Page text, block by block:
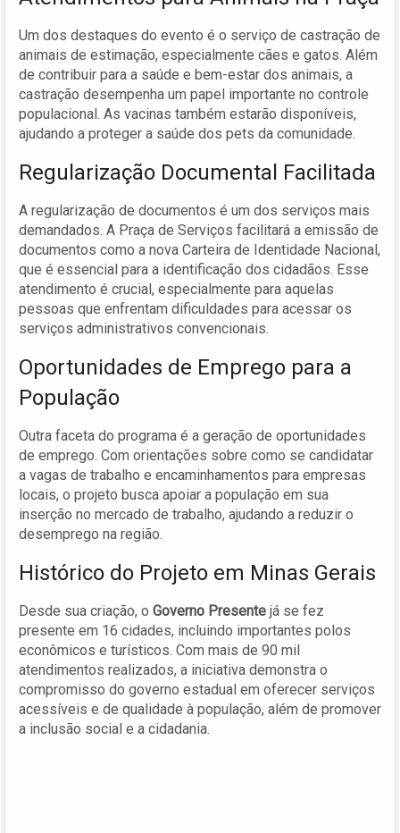
Um dos destaques do evento é o serviço de castração de
animais de estimação, especialmente cães e gatos. Além
de contribuir para a saúde e bem-estar dos animais, a
castração desempenha um papel importante no controle
populacional. As vacinas também estarão disponíveis,
ajudando a proteger a saúde dos pets da comunidade.
Regularização Documental Facilitada
A regularização de documentos é um dos serviços mais
demandados. A Praça de Serviços facilitará a emissão de
documentos como a nova Carteira de Identidade Nacional,
que é essencial para a identificação dos cidadãos. Esse
atendimento é crucial, especialmente para aquelas
pessoas que enfrentam dificuldades para acessar os
serviços administrativos convencionais.
Oportunidades de Emprego para a
População
Outra faceta do programa é a geração de oportunidades
de emprego. Com orientações sobre como se candidatar
a vagas de trabalho e encaminhamentos para empresas
locais, o projeto busca apoiar a população em sua
inserção no mercado de trabalho, ajudando a reduzir o
desemprego na região.
Histórico do Projeto em Minas Gerais
Desde sua criação, o Governo Presente já se fez
presente em 16 cidades, incluindo importantes polos
econômicos e turísticos. Com mais de 90 mil
atendimentos realizados, a iniciativa demonstra o
compromisso do governo estadual em oferecer serviços
acessíveis e de qualidade à população, além de promover
a inclusão social e a cidadania.